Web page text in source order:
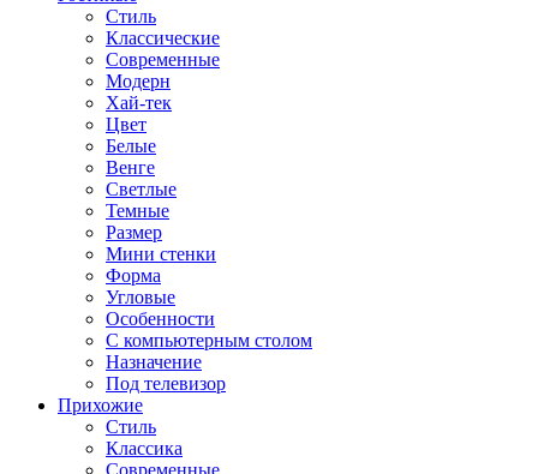
Стиль
Классические
Современные
Модерн
Хай-тек
Цвет
Белые
Венге
Светлые
Темные
Размер
Мини стенки
Форма
Угловые
Особенности
С компьютерным столом
Назначение
Под телевизор
Прихожие
Стиль
Классика
Современные